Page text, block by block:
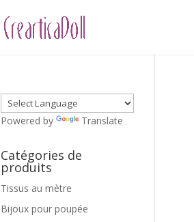
Powered by Translate
Catégories de
produits
Tissus au mètre
Bijoux pour poupée